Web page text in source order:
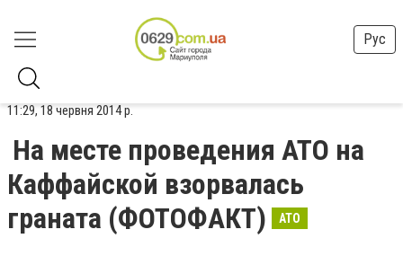
Рус
11:29, 18 червня 2014 р.
На месте проведения АТО на
Каффайской взорвалась
граната (ФОТОФАКТ)
АТО